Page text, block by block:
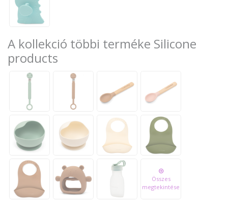
A kollekció többi terméke Silicone
products
Összes
megtekintése